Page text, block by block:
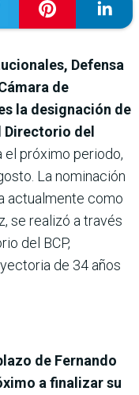
Defensa
de
la designación de
Directorio del
el próximo periodo,
La nominación
actualmente como
se realizó a través
del BCP,
de 34 años
de Fernando
a finalizar su